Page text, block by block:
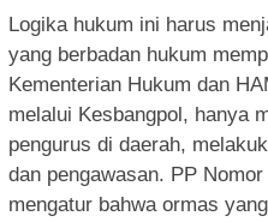
Logika hukum ini harus
yang berbadan hukum
Kementerian Hukum dan
melalui Kesbangpol, hanya
pengurus di daerah,
dan pengawasan. PP
mengatur bahwa ormas